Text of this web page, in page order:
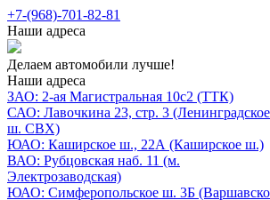
+7-(968)-701-82-81
Наши адреса
Делаем автомобили лучше!
Наши адреса
ЗАО: 2-ая Магистральная 10с2 (ТТК)
САО: Лавочкина 23, стр. 3 (Ленинградское
ш. СВХ)
ЮАО: Каширское ш., 22А (Каширское ш.)
ВАО: Рубцовская наб. 11 (м.
Электрозаводская)
ЮАО: Симферопольское ш. 3Б